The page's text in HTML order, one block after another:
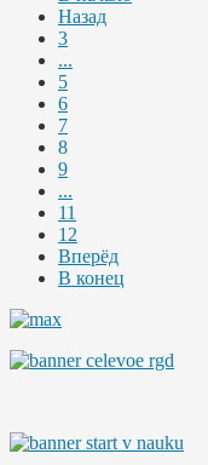
Назад
3
...
5
6
7
8
9
...
11
12
Вперёд
В конец